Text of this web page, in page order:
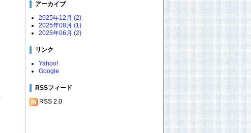
アーカイブ
2025年12月 (2)
2025年08月 (1)
2025年06月 (2)
リンク
Yahoo!
Google
RSSフィード
RSS 2.0